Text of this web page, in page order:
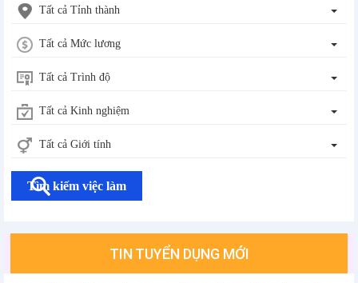
Tất cả Tỉnh thành
Tất cả Mức lương
Tất cả Trình độ
Tất cả Kinh nghiệm
Tất cả Giới tính
Tìm kiếm việc làm
TIN TUYỂN DỤNG MỚI